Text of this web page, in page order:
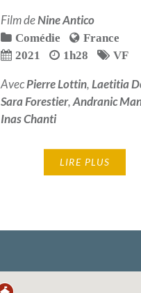
Film deNine Antico
Comédie
France
2021
1h28 VF
AvecPierre Lottin,Laetitia
Sara Forestier,Andranic
Inas Chanti
LIRE PLUS